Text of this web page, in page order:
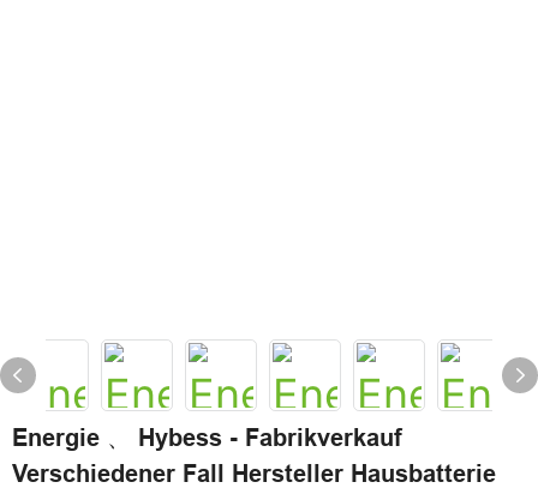
Energie 、 Hybess - Fabrikverkauf
Verschiedener Fall Hersteller Hausbatterie